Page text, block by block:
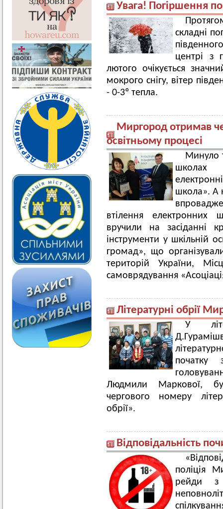
Увага! Погіршення
складні
центрі з
лютого очікується
мокрого снігу, вітер
- 0-3º тепла.
Миргород отримав
освітньому процесі
Минуло
школах
школа». А
втілення електронних
вручили на засіданні
інструменти у шкільній
громад», що
територій України,
самоврядування
Літературні обрії
У
початку
Людмили Маркової,
чергового номеру
обрії».
Відповідальність
поліція
рейди з